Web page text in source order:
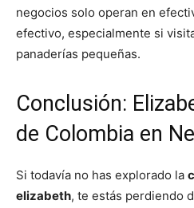
negocios solo operan en
efectivo, especialmente si
panaderías pequeñas.
Conclusión:
de Colombia en
Si todavía no has explorado la
elizabeth, te estás perdiendo